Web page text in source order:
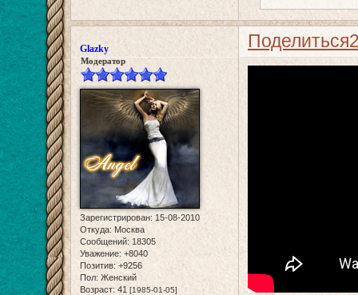
Поделиться
Glazky
Модератор
Зарегистрирован: 15-08-2010
Откуда: Москва
Сообщений: 18305
Уважение: +8040
Позитив: +9256
Пол: Женский
Возраст: 41 [1985-01-05]